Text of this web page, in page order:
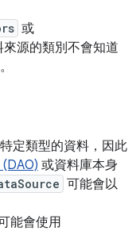
或
源的類別不會知道
定類型的資料，因此
或資料庫本身
可能會以
能會使用